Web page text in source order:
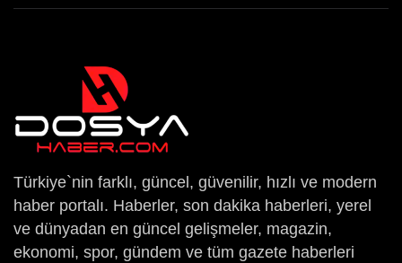
Türkiye`nin farklı, güncel, güvenilir, hızlı ve modern
haber portalı. Haberler, son dakika haberleri, yerel
ve dünyadan en güncel gelişmeler, magazin,
ekonomi, spor, gündem ve tüm gazete haberleri